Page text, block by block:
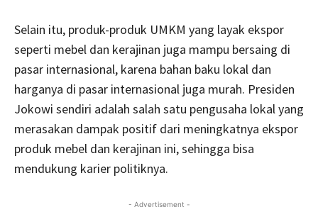
Selain itu, produk-produk UMKM yang layak ekspor
seperti mebel dan kerajinan juga mampu bersaing di
pasar internasional, karena bahan baku lokal dan
harganya di pasar internasional juga murah. Presiden
Jokowi sendiri adalah salah satu pengusaha lokal yang
merasakan dampak positif dari meningkatnya ekspor
produk mebel dan kerajinan ini, sehingga bisa
mendukung karier politiknya.
- Advertisement -